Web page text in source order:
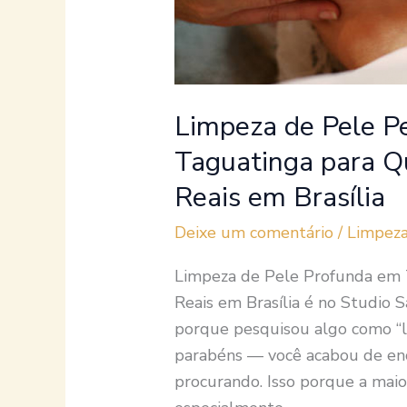
Limpeza de Pele
Taguatinga para
Reais em Brasília
Deixe um comentário /
Limpeza de Pele Profunda
Reais em Brasília é no Studio
porque pesquisou algo como
parabéns — você acabou de
procurando. Isso porque a
Resultados
Reais
em